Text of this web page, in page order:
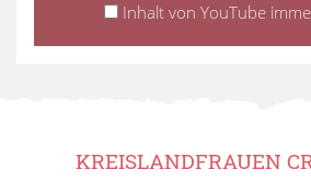
Inhalt von YouTube
KREISLANDFRAUEN